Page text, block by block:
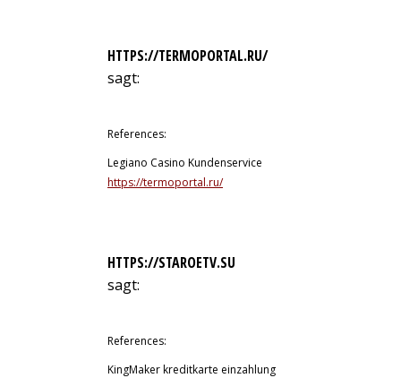
HTTPS://TERMOPORTAL.RU/
sagt:
References:
Legiano Casino Kundenservice
https://termoportal.ru/
HTTPS://STAROETV.SU
sagt:
References:
KingMaker kreditkarte einzahlung